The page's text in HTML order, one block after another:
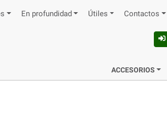
En profundidad Útiles Contactos
ACCESORIOS